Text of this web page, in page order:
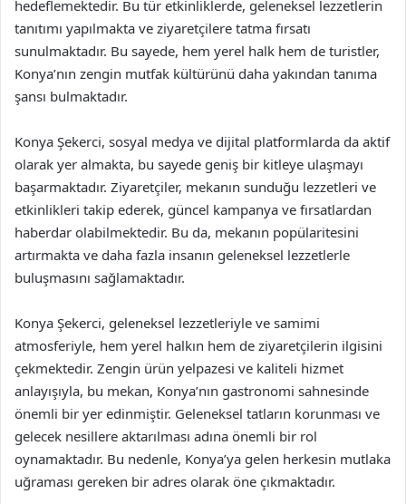
hedeflemektedir. Bu tür etkinliklerde, geleneksel lezzetlerin
tanıtımı yapılmakta ve ziyaretçilere tatma fırsatı
sunulmaktadır. Bu sayede, hem yerel halk hem de turistler,
Konya’nın zengin mutfak kültürünü daha yakından tanıma
şansı bulmaktadır.
Konya Şekerci, sosyal medya ve dijital platformlarda da aktif
olarak yer almakta, bu sayede geniş bir kitleye ulaşmayı
başarmaktadır. Ziyaretçiler, mekanın sunduğu lezzetleri ve
etkinlikleri takip ederek, güncel kampanya ve fırsatlardan
haberdar olabilmektedir. Bu da, mekanın popülaritesini
artırmakta ve daha fazla insanın geleneksel lezzetlerle
buluşmasını sağlamaktadır.
Konya Şekerci, geleneksel lezzetleriyle ve samimi
atmosferiyle, hem yerel halkın hem de ziyaretçilerin ilgisini
çekmektedir. Zengin ürün yelpazesi ve kaliteli hizmet
anlayışıyla, bu mekan, Konya’nın gastronomi sahnesinde
önemli bir yer edinmiştir. Geleneksel tatların korunması ve
gelecek nesillere aktarılması adına önemli bir rol
oynamaktadır. Bu nedenle, Konya’ya gelen herkesin mutlaka
uğraması gereken bir adres olarak öne çıkmaktadır.